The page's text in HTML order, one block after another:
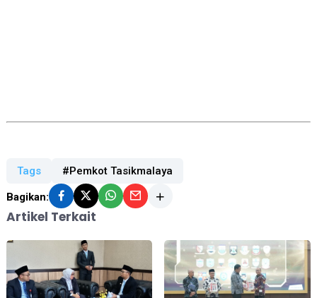
Tags #Pemkot Tasikmalaya
Bagikan:
Artikel Terkait